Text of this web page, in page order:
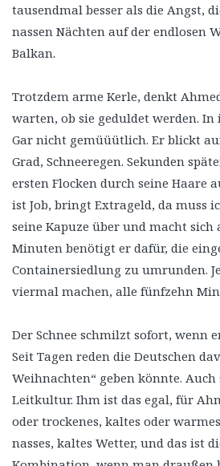
tausendmal besser als die Angst,
nassen Nächten auf der endlosen
Balkan.
Trotzdem arme Kerle, denkt
warten, ob sie geduldet werden.
Gar nicht gemüüütlich. Er blickt
Grad, Schneeregen. Sekunden
ersten Flocken durch seine Haare
ist Job, bringt Extrageld, da muss
seine Kapuze über und macht sich
Minuten benötigt er dafür, die
Containersiedlung zu umrunden.
viermal machen, alle fünfzehn
Der Schnee schmilzt sofort, wenn
Seit Tagen reden die Deutschen
Weihnachten“ geben könnte.
Leitkultur. Ihm ist das egal, für
oder trockenes, kaltes oder
nasses, kaltes Wetter, und das ist